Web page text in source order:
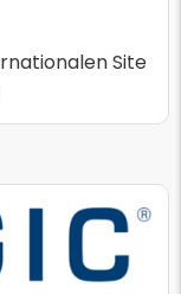
Site